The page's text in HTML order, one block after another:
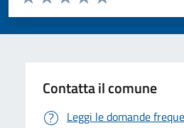
Valuta 5 stelle su 5
Valuta 4 stelle su 5
Valuta 3 stelle su 5
Valuta 2 stelle su 5
Valuta 1 stelle su 5
Contatta il comune
Leggi le domande